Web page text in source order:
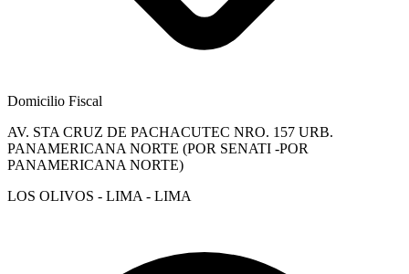
Domicilio Fiscal
AV. STA CRUZ DE PACHACUTEC NRO. 157 URB.
PANAMERICANA NORTE (POR SENATI -POR
PANAMERICANA NORTE)
LOS OLIVOS - LIMA - LIMA